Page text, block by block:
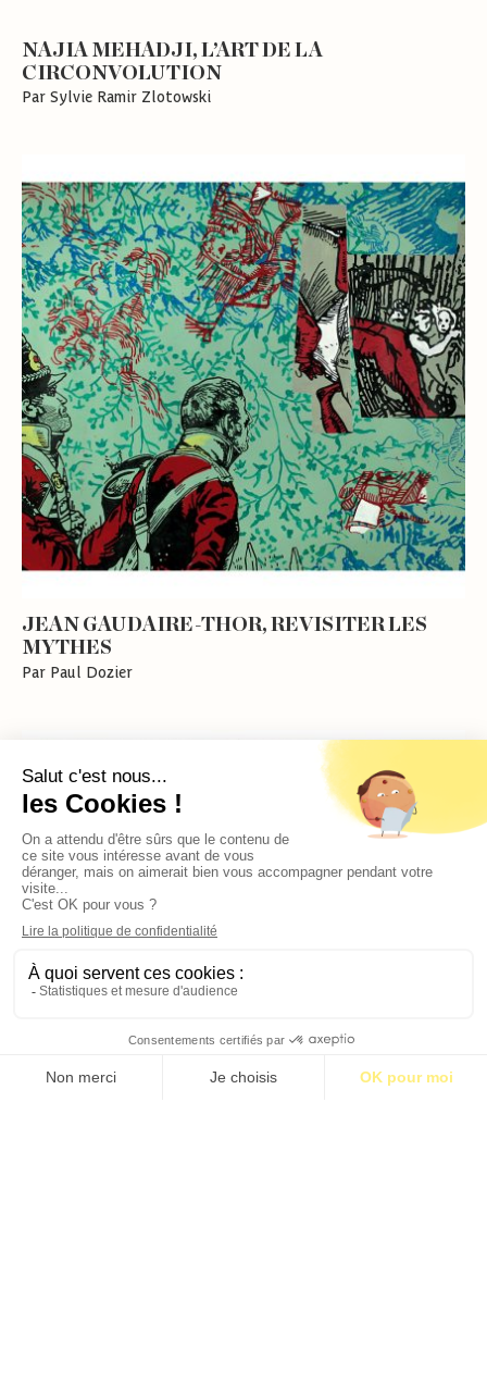
NAJIA MEHADJI, L’ART DE LA
CIRCONVOLUTION
Par Sylvie Ramir Zlotowski
JEAN GAUDAIRE-THOR, REVISITER LES
MYTHES
Par Paul Dozier
S’abonner pour 1€ S’abonner